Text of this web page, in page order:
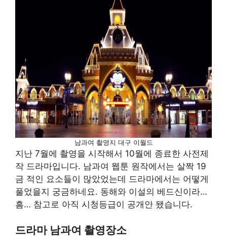
남과여 촬영지 대구 이월드
지난 7월에 촬영을 시작해서 10월에 종료한 사전제
작 드라마입니다. 남과여 웹툰 원작에서는 살짝 19
금 적인 요소들이 많았었는데 드라마에서는 어떻게
풀었을지 궁금하네요. 동해와 이설의 베드신이라…
흠… 참고로 아직 시청등급이 공개안 됐습니다.
드라마 남과여 촬영장소